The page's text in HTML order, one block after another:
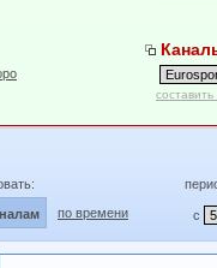
по времени с